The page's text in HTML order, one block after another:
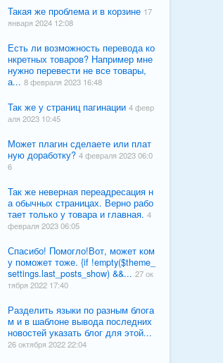
Такая же проблема и в корзине 17
января 2024 12:08
Есть ли возможность перевода ко
нкретных товаров? Например мне
нужно перевести не все товары,
а... 8 февраля 2023 16:48
Так же у страниц пагинации 4 февр
аля 2023 10:45
Может плагин сделаете или плат
ную доработку? 4 февраля 2023 06:0
6
Так же неверная переадресация н
а обычных страницах. Верно рабо
тает только у товара и главная. 4
февраля 2023 06:05
Спасибо! Помогло!Вот, может ком
у поможет тоже. {if !empty($theme_
settings.last_posts_show) &&... 27 ок
тября 2022 17:40
Разделить языки по разным блога
м и в шаблоне вывода последних
новостей указать блог для этой...
26 октября 2022 22:04